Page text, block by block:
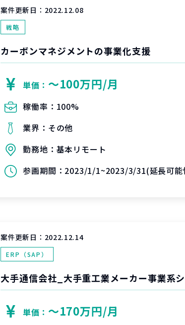
案件更新日： 2022.12.08
戦略
カーボンマネジメントの事業化支援
単価： 〜100万円/月
稼働率： 100%
業界： その他
勤務地： 基本リモート
参画期間： 2023/1/1~2023/3/31(延長可能
案件更新日： 2022.12.14
ERP（SAP）
単価： 〜170万円/月